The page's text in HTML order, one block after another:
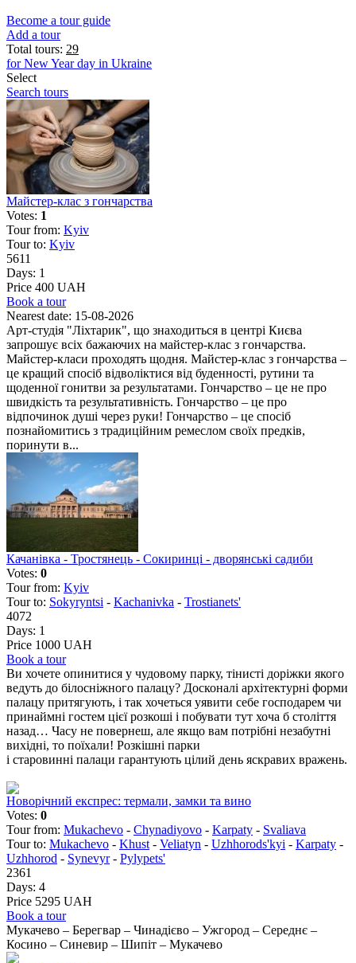
Become a tour guide
Add a tour
Total tours: 29
for New Year day in Ukraine
Select
Search tours
Майстер-клас з гончарства
Votes: 1
Tour from: Kyiv
Tour to: Kyiv
5611
Days: 1
Price 400 UAH
Book a tour
Nearest date: 15-08-2026
Арт-студія "Ліхтарик", що знаходиться в центрі Києва
запрошує всіх бажаючих на майстер-клас з гончарства.
Майстер-класи проходять щодня. Майстер-клас з гончарства –
це кращий спосіб відволіктися від буденності, рутини та
щоденної гонитви за результатами. Гончарство – це не про
швидкість та результативність. Гончарство – це про
відпочинок душі через руки! Гончарство – це спосіб
познайомитись з традиційним ремеслом своїх предків,
поринути в...
Качанівка - Тростянець - Сокиринці - дворянські садиби
Votes: 0
Tour from: Kyiv
Tour to: Sokyryntsi - Kachanivka - Trostianets'
4072
Days: 1
Price 1000 UAH
Book a tour
Ви хочете опинитися у чудовому парку, тінисті доріжки якого
ведуть до білосніжного палацу? Досконалі архітектурні форми
палацу притягують, і так хочеться уявити себе господарем чи
принаймні гостем цієї розкоші і побувати тут хоча б століття
назад… Часу не повернеш, але якщо вам потрібні незабутні
вихідні, то поїхали! Розкішні парки
і старовинні палаци гарантують цілий день яскравих вражень.
Новорічний експрес: термали, замки та вино
Votes: 0
Tour from: Mukachevo - Chynadiyovo - Karpaty - Svaliava
Tour to: Mukachevo - Khust - Veliatyn - Uzhhorods'kyi - Karpaty -
Uzhhorod - Synevyr- Pylypets'
2361
Days: 4
Price 5295 UAH
Book a tour
Мукачево – Берегвар – Чинадієво – Ужгород – Середнє –
Косино – Синевир – Шипіт – Мукачево